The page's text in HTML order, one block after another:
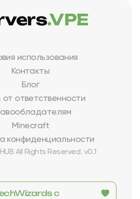
использования
Контакты
Блог
от ответственности
Minecraft
конфиденциальности
All Rights Reserved. v0.1
.VPE
с